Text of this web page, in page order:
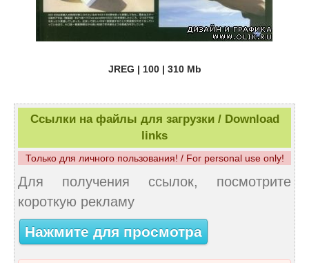
JREG | 100 | 310 Mb
Ссылки на файлы для загрузки / Download
links
Только для личного пользования! / For personal use only!
Для получения ссылок, посмотрите
короткую рекламу
Нажмите для просмотра